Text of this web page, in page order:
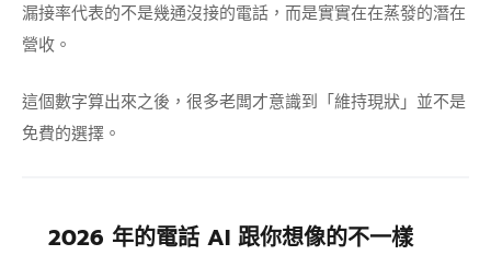
漏接率代表的不是幾通沒接的電話，而是實實在在蒸發的潛在
營收。
這個數字算出來之後，很多老闆才意識到「維持現狀」並不是
免費的選擇。
2026 年的電話 AI 跟你想像的不一樣